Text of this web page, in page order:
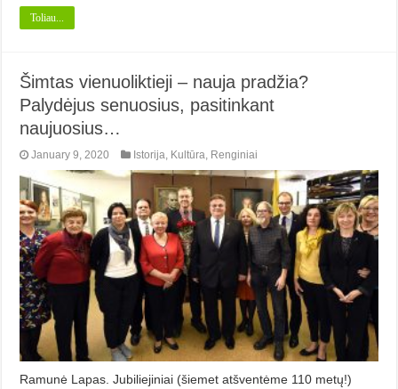
Toliau...
Šimtas vienuoliktieji – nauja pradžia?
Palydėjus senuosius, pasitinkant
naujuosius…
January 9, 2020 Istorija Kultūra Renginiai
Ramunė Lapas. Jubiliejiniai (šiemet atšventėme 110 metų!)